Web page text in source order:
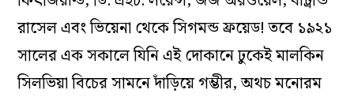
রাসেল এবং ভিয়েনা থেকে সিগমন্ড ফ্রয়েড! তবে ১৯২১
সালের এক সকালে যিনি এই দোকানে ঢুকেই মালকিন
সিলভিয়া বিচের সামনে দাঁড়িয়ে গম্ভীর, অথচ মনোরম